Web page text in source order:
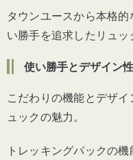
タウンユースから本格
い勝手を追求したリュッ
使い勝手とデザイン
こだわりの機能とデザ
ュックの魅力。
トレッキングパックの